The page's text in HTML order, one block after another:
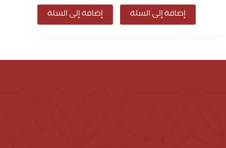
إضافة إلى السلة إضافة إلى السلة